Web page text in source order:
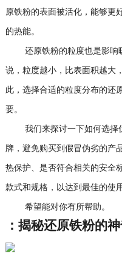
原铁粉的表面被活化，能够更
的热能。
还原铁粉的粒度也是影响
说，粒度越小，比表面积越大
此，选择合适的粒度分布的还
要。
我们来探讨一下如何选择
牌，避免购买到假冒伪劣的产
热保护、是否符合相关的安全
款式和规格，以达到最佳的使
希望能对你有所帮助。
：揭秘还原铁粉的